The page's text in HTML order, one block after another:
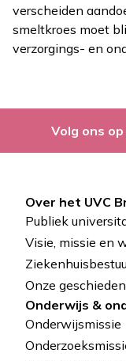
verscheiden
smeltkroes moet
verzorgings- en
Volg ons op
Pied
de
page
Over het UVC
Publiek
Visie, missie en
Onze
Onderwijs &
Onderwijsmissie